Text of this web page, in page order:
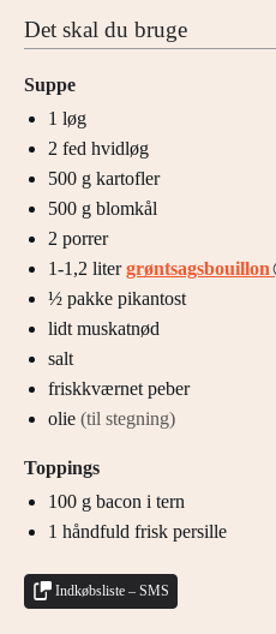
Det skal du bruge
Suppe
1 løg
2 fed hvidløg
500 g kartofler
500 g blomkål
2 porrer
1-1,2 liter grøntsagsbouillon
½ pakke pikantost
lidt muskatnød
salt
friskkværnet peber
olie (til stegning)
Toppings
100 g bacon i tern
1 håndfuld frisk persille
Indkøbsliste – SMS